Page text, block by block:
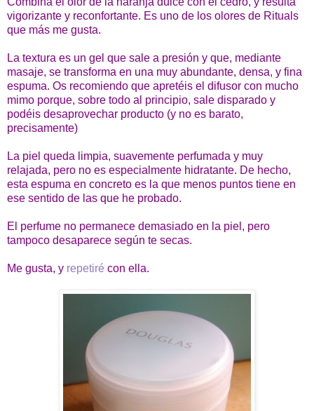
vigorizante y reconfortante. Es uno de los olores de Rituals
que más me gusta.
La textura es un gel que sale a presión y que, mediante
masaje, se transforma en una muy abundante, densa, y fina
espuma. Os recomiendo que apretéis el difusor con mucho
mimo porque, sobre todo al principio, sale disparado y
podéis desaprovechar producto (y no es barato,
precisamente)
La piel queda limpia, suavemente perfumada y muy
relajada, pero no es especialmente hidratante. De hecho,
esta espuma en concreto es la que menos puntos tiene en
ese sentido de las que he probado.
El perfume no permanece demasiado en la piel, pero
tampoco desaparece según te secas.
Me gusta, y repetiré con ella.